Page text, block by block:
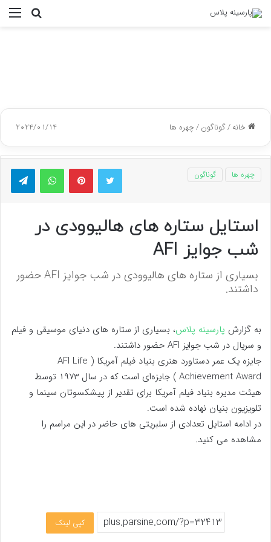
جستجو
خانه/گوناگون/چهره ها 2024/01/14
توییتر پینتریستواتس آپ
چهره ها گوناگون
استایل ستاره های هالیوودی در
شب جوایز AFI
بسیاری از ستاره های هالیوودی در شب جوایز AFI حضور
داشتند.
به گزارش پارسینه پلاس، بسیاری از ستاره های دنیای موسیقی و فیلم
و سریال در شب جوایز AFI حضور داشتند.
جایزه یک عمر دستاورد هنری بنیاد فیلم آمریکا ( AFI Life
Achievement Award ) جایزه‌ای است که در سال ۱۹۷۳ توسط
هیئت مدیره بنیاد فیلم آمریکا برای تقدیر از پیشکسوتان سینما و
تلویزیون بنیان نهاده شده است.
در ادامه استایل تعدادی از سلبریتی های حاضر در این مراسم را
مشاهده می کنید.
کپی لینک